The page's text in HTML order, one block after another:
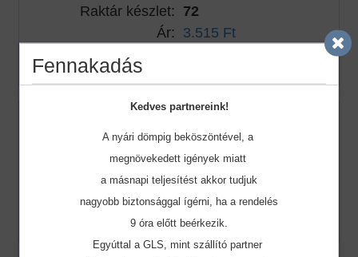
Raktár készlet: 72
Ár: 3.515 Ft
Rendelt mennyiség:
Szín:
Méret: XL
Raktár készlet: 57
Ár: 3.515 Ft
Rendelt mennyiség:
Fennakadás
Kedves partnereink!
A nyári dömpig beköszöntével, a
megnövekedett igények miatt
a másnapi teljesítést akkor tudjuk
nagyobb biztonsággal ígérni, ha a rendelés
9 óra előtt beérkezik.
Egyúttal a GLS, mint szállító partner